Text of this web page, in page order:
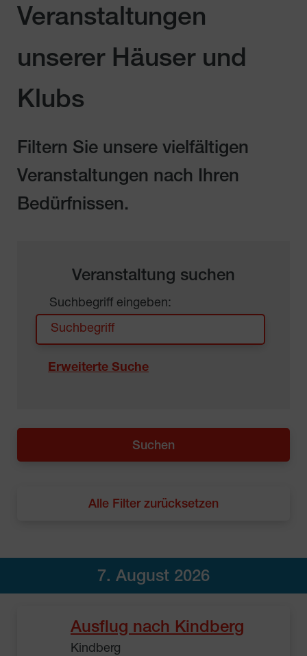
Veranstaltungen
unserer Häuser und
Klubs
Filtern Sie unsere vielfältigen
Veranstaltungen nach Ihren
Bedürfnissen.
Veranstaltung suchen
Suchbegriff eingeben:
Erweiterte Suche
Alle Filter zurücksetzen
7. August 2026
Ausflug nach Kindberg
Kindberg